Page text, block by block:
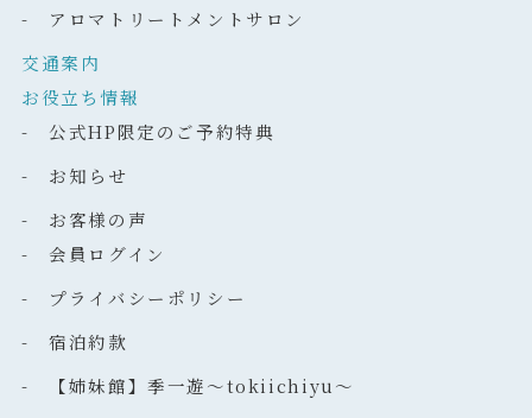
- アロマトリートメントサロン
交通案内
お役立ち情報
- 公式HP限定のご予約特典
- お知らせ
- お客様の声
- 会員ログイン
- プライバシーポリシー
- 宿泊約款
- 【姉妹館】季一遊～tokiichiyu～